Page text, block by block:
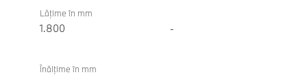
Lăţime în mm
1.800 -
Înălţime în mm